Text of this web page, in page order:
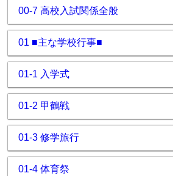
00-7 高校入試関係全般
01 ■主な学校行事■
01-1 入学式
01-2 甲鶴戦
01-3 修学旅行
01-4 体育祭